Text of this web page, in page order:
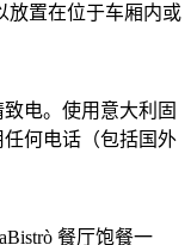
放置在位于车厢内或
电。使用意大利固
任何电话（包括国外
餐厅饱餐一